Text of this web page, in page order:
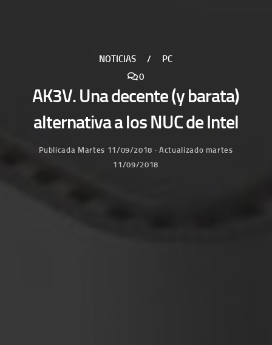
NOTICIAS /
PC
0
AK3V. Una decente (y barata)
alternativa a los NUC de Intel
Publicada Martes 11/09/2018 · Actualizado martes
11/09/2018